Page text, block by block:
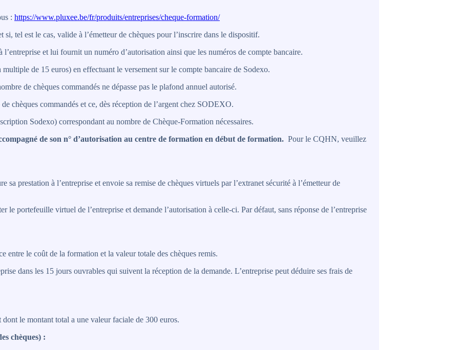
: https://www.pluxee.be/fr/produits/entreprises/cheque-formation/
tel est le cas, valide à l’émetteur de chèques pour l’inscrire dans le dispositif.
et lui fournit un numéro d’autorisation ainsi que les numéros de compte bancaire.
de 15 euros) en effectuant le versement sur le compte bancaire de Sodexo.
de chèques commandés ne dépasse pas le plafond annuel autorisé.
chèques commandés et ce, dès réception de l’argent chez SODEXO.
Sodexo) correspondant au nombre de Chèque-Formation nécessaires.
de son n° d’autorisation au centre de formation en début de formation. Pour le CQHN, veuillez
prestation à l’entreprise et envoie sa remise de chèques virtuels par l’extranet sécurité à l’émetteur de
portefeuille virtuel de l’entreprise et demande l’autorisation à celle-ci. Par défaut, sans réponse de l’entreprise
entre le coût de la formation et la valeur totale des chèques remis.
dans les 15 jours ouvrables qui suivent la réception de la demande. L’entreprise peut déduire ses frais de
le montant total a une valeur faciale de 300 euros.
chèques) :